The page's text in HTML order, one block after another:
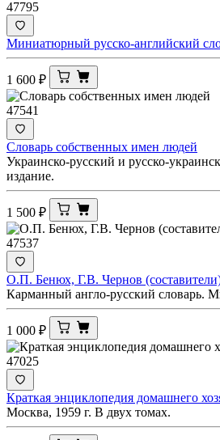
47795
Миниатюрный русско-английский
1 600 ₽
47541
Словарь собственных имен людей
Украинско-русский и русско-
издание.
1 500 ₽
47537
О.П. Бенюх, Г.В. Чернов
Карманный англо-русский словарь.
1 000 ₽
47025
Краткая энциклопедия домашнего
Москва, 1959 г. В двух томах.